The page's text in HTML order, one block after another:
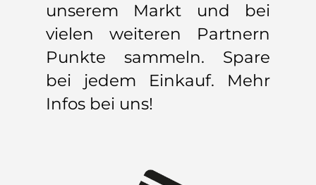
unserem Markt und bei
vielen weiteren Partnern
Punkte sammeln. Spare
bei jedem Einkauf. Mehr
Infos bei uns!